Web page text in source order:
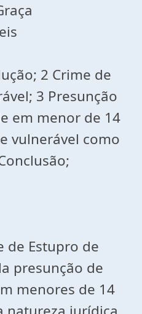
2 Crime de
3 Presunção
em menor de 14
vulnerável como
de Estupro de
presunção de
menores de 14